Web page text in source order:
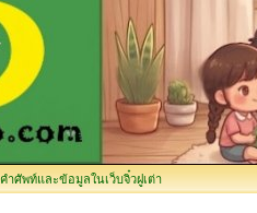
ำศัพท์และข้อมูลในเว็บจิ๋วฝูเต่า